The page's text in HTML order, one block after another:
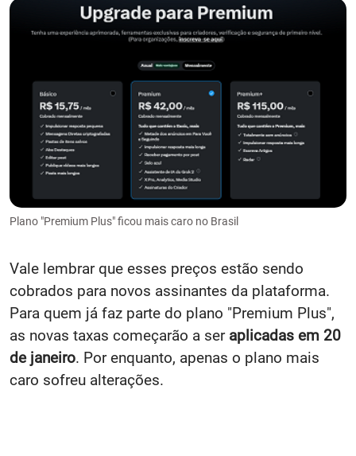
Plano "Premium Plus" ficou mais caro no Brasil
Vale lembrar que esses preços estão sendo
cobrados para novos assinantes da plataforma.
Para quem já faz parte do plano "Premium Plus",
as novas taxas começarão a ser aplicadas em 20
de janeiro. Por enquanto, apenas o plano mais
caro sofreu alterações.